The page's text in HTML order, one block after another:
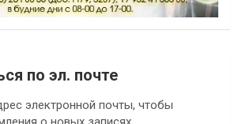
по эл. почте
электронной почты, чтобы